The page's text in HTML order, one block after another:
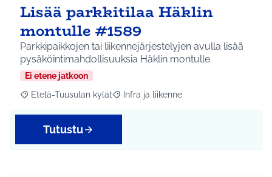
Lisää parkkitilaa Häklin
montulle #1589
Parkkipaikkojen tai liikennejärjestelyjen avulla lisää
pysäköintimahdollisuuksia Häklin montulle.
Ei etene jatkoon
Rajaa tulokset aihepiirin mukaan: Etelä-Tuusulan kylät
Etelä-Tuusulan kylät Rajaa tulokset teeman mukaan: Infra ja
Infra ja liikenne
Tutustu